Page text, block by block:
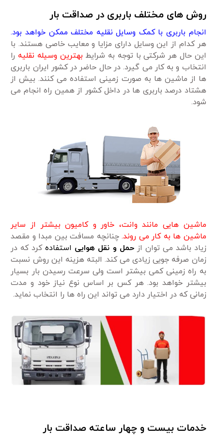
روش های مختلف باربری در صداقت بار
انجام باربری با کمک وسایل نقلیه مختلف ممکن خواهد بود.
هر کدام از این وسایل دارای مزایا و معایب خاصی هستند. با
این حال هر شرکتی با توجه به شرایط بهترین وسیله نقلیه را
انتخاب و به کار می گیرد. در حال حاضر در کشور ایران باربری
ها از ماشین ها به صورت زمینی استفاده می کنند. بیش از
هشتاد درصد باربری ها در داخل کشور از همین راه انجام می
شود.
ماشین هایی مانند وانت، خاور و کامیون بیشتر از سایر
ماشین ها به کار می روند.چنانچه مسافت بین مبدا و مقصد
زیاد باشد می توان ازحمل و نقل هوایی استفادهکرد که در
زمان صرفه جویی زیادی می کند. البته هزینه این روش نسبت
به راه زمینی کمی بیشتر است ولی سرعت رسیدن بار بسیار
بیشتر خواهد بود. هر کس بر اساس نوع نیاز خود و مدت
زمانی که در اختیار دارد می تواند این راه ها را انتخاب نماید.
خدمات بیست و چهار ساعته صداقت بار